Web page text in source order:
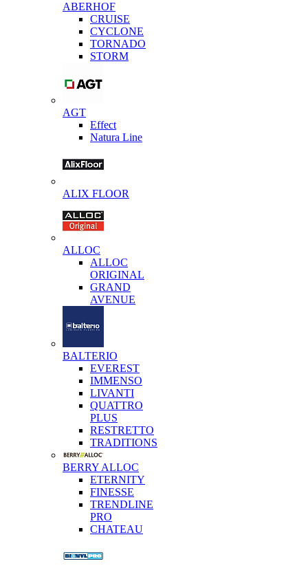
ABERHOF
CRUISE
CYCLONE
TORNADO
STORM
AGT
Effect
Natura Line
ALIX FLOOR
ALLOC
ALLOC
ORIGINAL
GRAND
AVENUE
BALTERIO
EVEREST
IMMENSO
LIVANTI
QUATTRO
PLUS
RESTRETTO
TRADITIONS
BERRY ALLOC
ETERNITY
FINESSE
TRENDLINE
PRO
CHATEAU